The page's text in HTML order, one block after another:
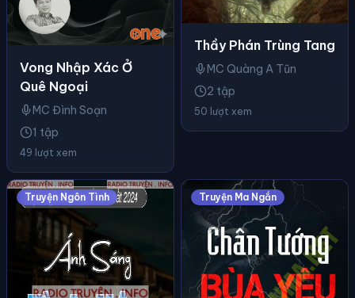
Vong Nhập Xác Ở
Quê Ngoại
MC Đình Soạn
1 tập
49 lượt xem
Thầy Phán Trùng Tang
MC Quàng A Tũn
2 tập
50 lượt xem
Truyện Ngôn Tình Truyện Ma Ngắn